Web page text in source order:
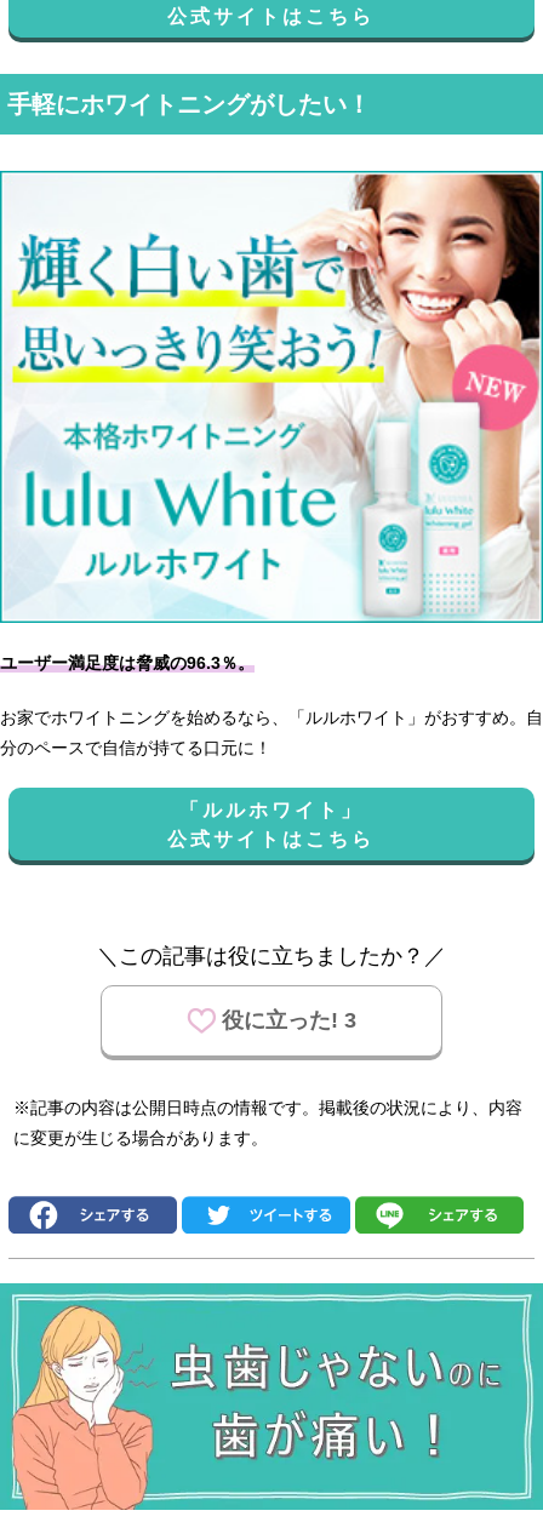
公式サイトはこちら
手軽にホワイトニングがしたい！
ユーザー満足度は脅威の96.3％。
お家でホワイトニングを始めるなら、「ルルホワイト」がおすすめ。自
分のペースで自信が持てる口元に！
「ルルホワイト」
公式サイトはこちら
＼この記事は役に立ちましたか？／
役に立った! 3
※記事の内容は公開日時点の情報です。掲載後の状況により、内容
に変更が生じる場合があります。